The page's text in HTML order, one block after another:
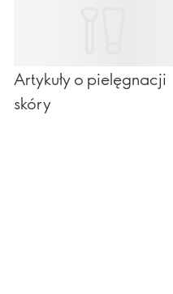
Artykuły o pielęgnacji
skóry